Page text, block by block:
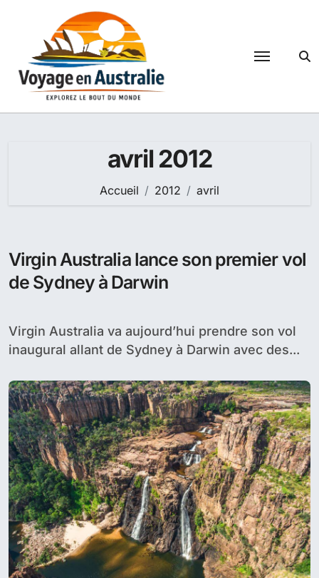
avril 2012
Accueil 2012 avril
Virgin Australia lance son premier vol
de Sydney à Darwin
Virgin Australia va aujourd’hui prendre son vol
inaugural allant de Sydney à Darwin avec des...